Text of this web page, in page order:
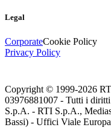
Legal
CorporateCookie Policy
Privacy Policy
Copyright © 1999-2026
03976881007 - Tutti i
S.p.A. - RTI S.p.A.,
Bassi) - Uffici Viale